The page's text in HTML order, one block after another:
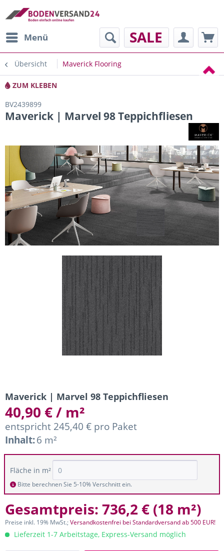
Menü SALE
Übersicht Maverick Flooring
ZUM KLEBEN
BV2439899
Maverick | Marvel 98 Teppichfliesen
Maverick | Marvel 98 Teppichfliesen
40,90 € / m²
entspricht 245,40 € pro Paket
Inhalt:6 m²
Fläche in m²
Bitte berechnen Sie 5-10% Verschnitt ein.
Gesamtpreis: 736,2 € (18 m²)
Preise inkl. 19% MwSt.;Versandkostenfrei bei Standardversand ab 500 EUR!
Lieferzeit 1-7 Arbeitstage, Express-Versand möglich